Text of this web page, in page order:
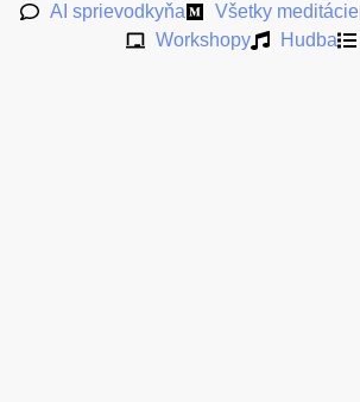
AI sprievodkyňa Všetky meditácie
Workshopy
Hudba